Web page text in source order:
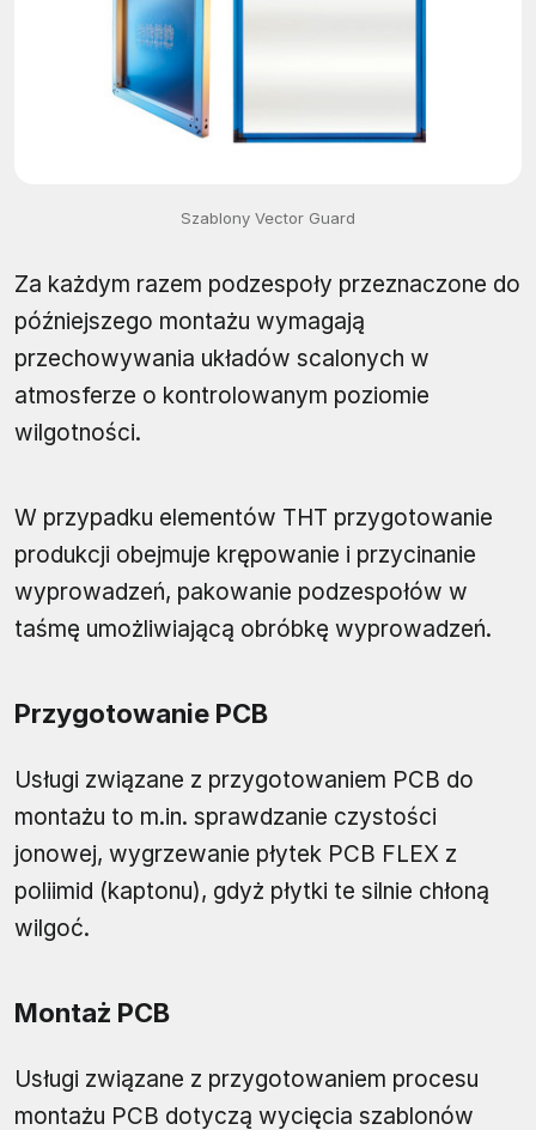
Szablony Vector Guard
Za każdym razem podzespoły przeznaczone do
późniejszego montażu wymagają
przechowywania układów scalonych w
atmosferze o kontrolowanym poziomie
wilgotności.
W przypadku elementów THT przygotowanie
produkcji obejmuje krępowanie i przycinanie
wyprowadzeń, pakowanie podzespołów w
taśmę umożliwiającą obróbkę wyprowadzeń.
Przygotowanie PCB
Usługi związane z przygotowaniem PCB do
montażu to m.in. sprawdzanie czystości
jonowej, wygrzewanie płytek PCB FLEX z
poliimid (kaptonu), gdyż płytki te silnie chłoną
wilgoć.
Montaż PCB
Usługi związane z przygotowaniem procesu
montażu PCB dotyczą wycięcia szablonów